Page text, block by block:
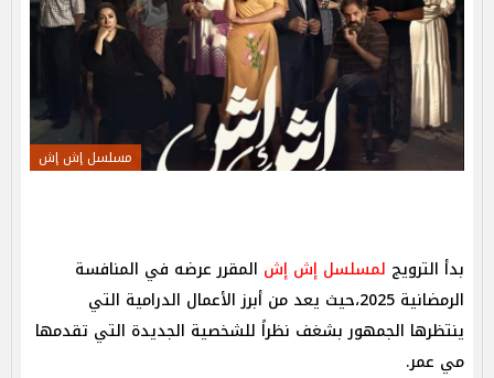
مسلسل إش إش
بدأ الترويج لمسلسل إش إش المقرر عرضه في المنافسة
الرمضانية 2025،حيث يعد من أبرز الأعمال الدرامية التي
ينتظرها الجمهور بشغف نظراً للشخصية الجديدة التي تقدمها
مي عمر.